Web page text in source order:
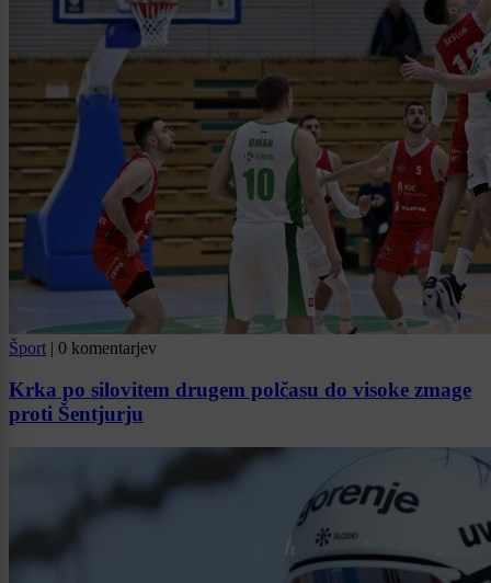
Šport | 0 komentarjev
Krka po silovitem drugem polčasu do visoke zmage
proti Šentjurju